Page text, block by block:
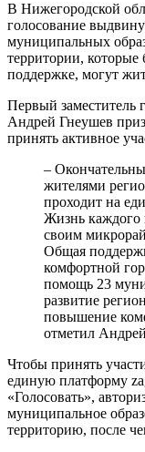
В Нижегородской
голосование
муниципальных
территории, которые
поддержке, могут
Первый заместитель
Андрей Гнеушев
принять активное
–
жителями
проходит на
Жизнь каждого
своим
Общая
комфортной
помощь 23
развитие
повышение
отметил
Чтобы принять
единую платформу
«Голосовать»,
муниципальное
территорию, после